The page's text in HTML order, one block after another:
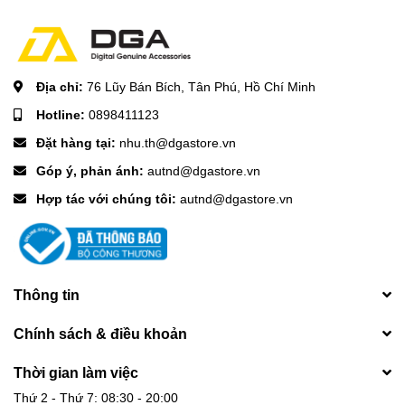
Địa chỉ: 76 Lũy Bán Bích, Tân Phú, Hồ Chí Minh
Hotline: 0898411123
Đặt hàng tại: nhu.th@dgastore.vn
Góp ý, phản ánh: autnd@dgastore.vn
Hợp tác với chúng tôi: autnd@dgastore.vn
Thông tin
Chính sách & điều khoản
Thời gian làm việc
Thứ 2 - Thứ 7: 08:30 - 20:00